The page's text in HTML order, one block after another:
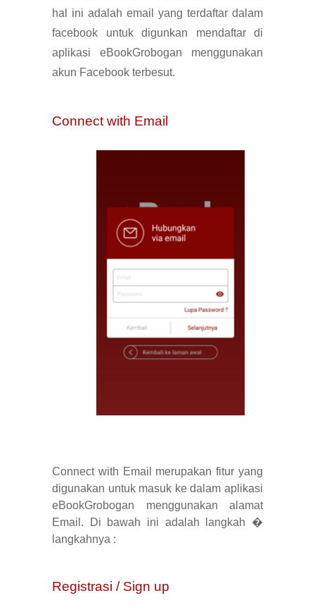
hal ini adalah email yang terdaftar dalam
facebook untuk digunkan mendaftar di
aplikasi eBookGrobogan menggunakan
akun Facebook terbesut.
Connect with Email
Connect with Email merupakan fitur yang
digunakan untuk masuk ke dalam aplikasi
eBookGrobogan menggunakan alamat
Email. Di bawah ini adalah langkah �
langkahnya :
Registrasi / Sign up